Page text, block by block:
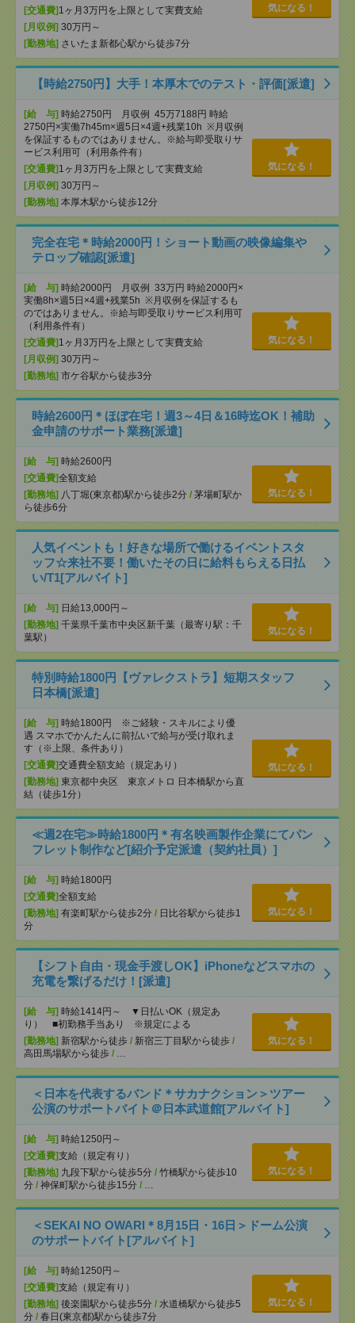
[交通費]1ヶ月3万円を上限として実費支給
[月収例] 30万円～
[勤務地] さいたま新都心駅から徒歩7分
気になる！
【時給2750円】大手！本厚木でのテスト・評価[派遣]
[給 与] 時給2750円 月収例 45万7188円 時給
2750円×実働7h45m×週5日×4週+残業10h ※月収例
を保証するものではありません。※給与即受取りサ
ービス利用可（利用条件有）
[交通費]1ヶ月3万円を上限として実費支給
[月収例] 30万円～
[勤務地] 本厚木駅から徒歩12分
気になる！
完全在宅＊時給2000円！ショート動画の映像編集や
テロップ確認[派遣]
[給 与] 時給2000円 月収例 33万円 時給2000円×
実働8h×週5日×4週+残業5h ※月収例を保証するも
のではありません。※給与即受取りサービス利用可
（利用条件有）
[交通費]1ヶ月3万円を上限として実費支給
[月収例] 30万円～
[勤務地] 市ケ谷駅から徒歩3分
気になる！
時給2600円＊ほぼ在宅！週3～4日＆16時迄OK！補助
金申請のサポート業務[派遣]
[給 与] 時給2600円
[交通費]全額支給
[勤務地] 八丁堀(東京都)駅から徒歩2分 / 茅場町駅か
ら徒歩6分
気になる！
人気イベントも！好きな場所で働けるイベントスタ
ッフ☆来社不要！働いたその日に給料もらえる日払
い/T1[アルバイト]
[給 与] 日給13,000円～
[勤務地] 千葉県千葉市中央区新千葉（最寄り駅：千
葉駅）
気になる！
特別時給1800円【ヴァレクストラ】短期スタッフ
日本橋[派遣]
[給 与] 時給1800円 ※ご経験・スキルにより優
遇 スマホでかんたんに前払いで給与が受け取れま
す（※上限、条件あり）
[交通費]交通費全額支給（規定あり）
[勤務地] 東京都中央区 東京メトロ 日本橋駅から直
結（徒歩1分）
気になる！
≪週2在宅≫時給1800円＊有名映画製作企業にてパン
フレット制作など[紹介予定派遣（契約社員）]
[給 与] 時給1800円
[交通費]全額支給
[勤務地] 有楽町駅から徒歩2分 / 日比谷駅から徒歩1
分
気になる！
【シフト自由・現金手渡しOK】iPhoneなどスマホの
充電を繋げるだけ！[派遣]
[給 与] 時給1414円～ ▼日払いOK（規定あ
り） ■初勤務手当あり ※規定による
[勤務地] 新宿駅から徒歩 / 新宿三丁目駅から徒歩 /
高田馬場駅から徒歩 /
気になる！
＜日本を代表するバンド＊サカナクション＞ツアー
公演のサポートバイト＠日本武道館[アルバイト]
[給 与] 時給1250円～
[交通費]支給（規定有り）
[勤務地] 九段下駅から徒歩5分 / 竹橋駅から徒歩10
分 / 神保町駅から徒歩15分 /
気になる！
＜SEKAI NO OWARI＊8月15日・16日＞ドーム公演
のサポートバイト[アルバイト]
[給 与] 時給1250円～
[交通費]支給（規定有り）
[勤務地] 後楽園駅から徒歩5分 / 水道橋駅から徒歩5
分 / 春日(東京都)駅から徒歩7分
気になる！